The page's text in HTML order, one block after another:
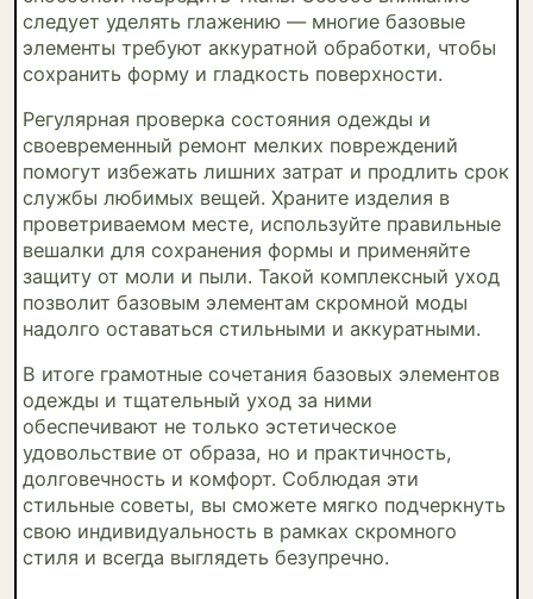
следует уделять глажению — многие базовые
элементы требуют аккуратной обработки, чтобы
сохранить форму и гладкость поверхности.
Регулярная проверка состояния одежды и
своевременный ремонт мелких повреждений
помогут избежать лишних затрат и продлить срок
службы любимых вещей. Храните изделия в
проветриваемом месте, используйте правильные
вешалки для сохранения формы и применяйте
защиту от моли и пыли. Такой комплексный уход
позволит базовым элементам скромной моды
надолго оставаться стильными и аккуратными.
В итоге грамотные сочетания базовых элементов
одежды и тщательный уход за ними
обеспечивают не только эстетическое
удовольствие от образа, но и практичность,
долговечность и комфорт. Соблюдая эти
стильные советы, вы сможете мягко подчеркнуть
свою индивидуальность в рамках скромного
стиля и всегда выглядеть безупречно.